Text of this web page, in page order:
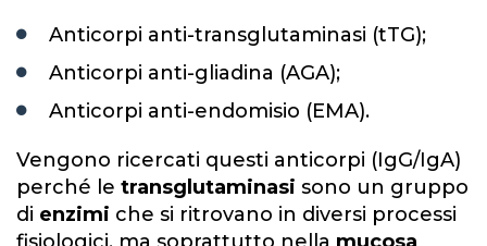
Anticorpi anti-transglutaminasi (tTG);
Anticorpi anti-gliadina (AGA);
Anticorpi anti-endomisio (EMA).
Vengono ricercati questi anticorpi (IgG/IgA)
perché le transglutaminasi sono un gruppo
di enzimi che si ritrovano in diversi processi